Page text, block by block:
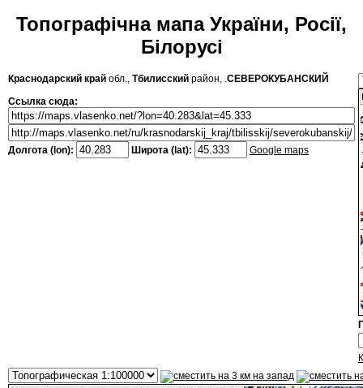
Топографічна мапа України, Росії,
Білорусі
Краснодарский край обл., Тбилисский район, .СЕВЕРОКУБАНСКИЙ
Ссылка сюда:
Долгота (lon): Широта (lat): Google maps